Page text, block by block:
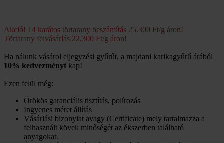
Akció! 14 karátos törtarany beszámítás 25.300 Ft/g áron!
Törtarany felvásárlás 22.300 Ft/g áron!
Ha nálunk vásárol eljegyzési gyűrűt, a majdani karikagyűrű árából
10% kedvezményt kap!
Ezen felül még:
Örökös garanciális tisztítás, polírozás
Ingyenes méret állítás
Vásárlási bizonylat avagy (Certificate) mely tartalmazza a
felhasznált kövek minőségét az ékszerben található
anyagokat.